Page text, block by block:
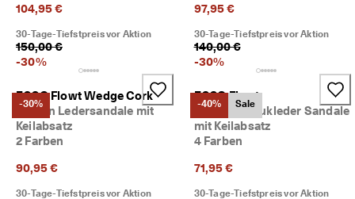
104,95 €
30-Tage-Tiefstpreis vor Aktion
150,00 €
-30%
97,95 €
30-Tage-Tiefstpreis vor Aktion
140,00 €
-30%
-30%
ECCO Flowt Wedge Cork
Damen Ledersandale mit
Keilabsatz
2 Farben
90,95 €
30-Tage-Tiefstpreis vor Aktion
-40% Sale
ECCO Flowt
Damen Nubukleder Sandale
mit Keilabsatz
4 Farben
71,95 €
30-Tage-Tiefstpreis vor Aktion